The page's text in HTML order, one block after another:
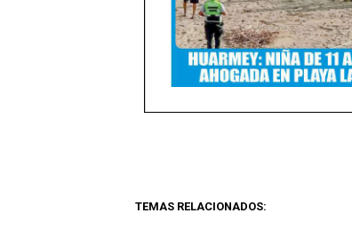
TEMAS RELACIONADOS: